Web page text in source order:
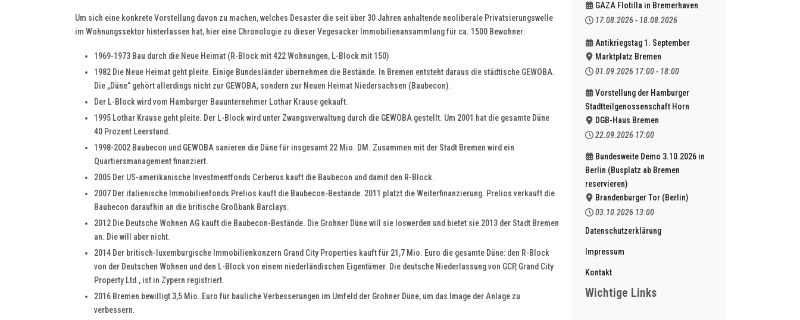
Um sich eine konkrete Vorstellung davon zu machen, welches Desaster die seit über 30 Jahren anhaltende neoliberale Privatsierungswelle
im Wohnungssektor hinterlassen hat, hier eine Chronologie zu dieser Vegesacker Immobilienansammlung für ca. 1500 Bewohner:
1969-1973 Bau durch die Neue Heimat (R-Block mit 422 Wohnungen, L-Block mit 150)
1982 Die Neue Heimat geht pleite. Einige Bundesländer übernehmen die Bestände. In Bremen entsteht daraus die städtische GEWOBA.
Die „Düne“ gehört allerdings nicht zur GEWOBA, sondern zur Neuen Heimat Niedersachsen (Baubecon).
Der L-Block wird vom Hamburger Bauunternehmer Lothar Krause gekauft.
1995 Lothar Krause geht pleite. Der L-Block wird unter Zwangsverwaltung durch die GEWOBA gestellt. Um 2001 hat die gesamte Düne
40 Prozent Leerstand.
1998-2002 Baubecon und GEWOBA sanieren die Düne für insgesamt 22 Mio. DM. Zusammen mit der Stadt Bremen wird ein
Quartiersmanagement finanziert.
2005 Der US-amerikanische Investmentfonds Cerberus kauft die Baubecon und damit den R-Block.
2007 Der italienische Immobilienfonds Prelios kauft die Baubecon-Bestände. 2011 platzt die Weiterfinanzierung. Prelios verkauft die
Baubecon daraufhin an die britische Großbank Barclays.
2012 Die Deutsche Wohnen AG kauft die Baubecon-Bestände. Die Grohner Düne will sie loswerden und bietet sie 2013 der Stadt Bremen
an. Die will aber nicht.
2014 Der britisch-luxemburgische Immobilienkonzern Grand City Properties kauft für 21,7 Mio. Euro die gesamte Düne: den R-Block
von der Deutschen Wohnen und den L-Block von einem niederländischen Eigentümer. Die deutsche Niederlassung von GCP, Grand City
Property Ltd., ist in Zypern registriert.
2016 Bremen bewilligt 3,5 Mio. Euro für bauliche Verbesserungen im Umfeld der Grohner Düne, um das Image der Anlage zu
verbessern.
GAZA Flotilla in Bremerhaven
17.08.2026 - 18.08.2026
Antikriegstag 1. September
Marktplatz Bremen
01.09.2026 17:00- 18:00
Vorstellung der Hamburger
Stadtteilgenossenschaft Horn
DGB-Haus Bremen
22.09.2026 17:00
Bundesweite Demo 3.10.2026 in
Berlin (Busplatz ab Bremen
reservieren)
Brandenburger Tor (Berlin)
03.10.2026 13:00
Datenschutzerklärung
Impressum
Kontakt
Wichtige Links